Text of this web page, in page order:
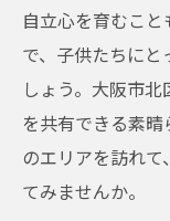
自立心を育むこ
で、子供たちに
しょう。大阪市
を共有できる素
のエリアを訪れ
てみませんか。